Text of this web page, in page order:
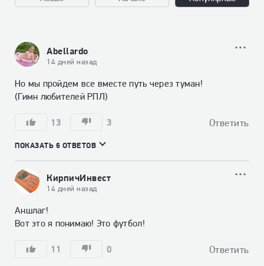
Abellardo
14 дней назад
Но мы пройдем все вместе путь через туман!
(Гимн любителей РПЛ)
13 3 Ответить
ПОКАЗАТЬ 6 ОТВЕТОВ
КирпичИнвест
14 дней назад
Аншлаг!
Вот это я понимаю! Это футбол!
11 0 Ответить